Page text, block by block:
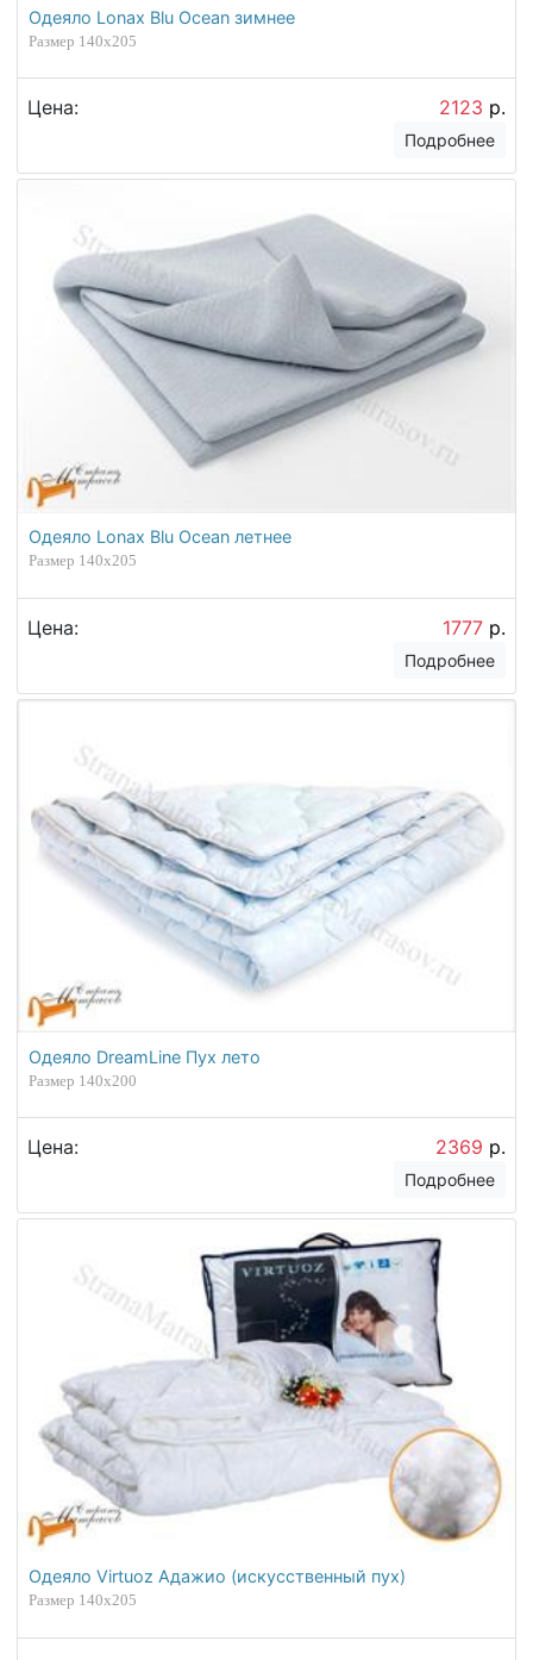
Одеяло Lonax Blu Ocean зимнее
Размер 140х205
Цена: 2123 р.
Подробнее
Одеяло Lonax Blu Ocean летнее
Размер 140х205
Цена: 1777 р.
Подробнее
Одеяло DreamLine Пух лето
Размер 140х200
Цена: 2369 р.
Подробнее
Одеяло Virtuoz Адажио (искусственный пух)
Размер 140х205